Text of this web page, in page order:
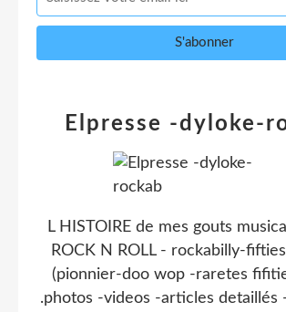
Elpresse -dyloke-
L HISTOIRE de mes gouts
ROCK N ROLL - rockabilly-
(pionnier-doo wop -raretes
.photos -videos -articles detaillés